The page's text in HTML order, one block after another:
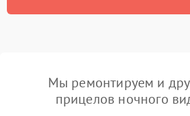
Мы ремонтируем и
прицелов ночного